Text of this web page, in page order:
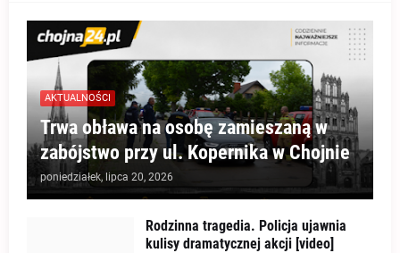
AKTUALNOŚCI
Trwa obława na osobę zamieszaną w
zabójstwo przy ul. Kopernika w Chojnie
poniedziałek, lipca 20, 2026
Rodzinna tragedia. Policja ujawnia
kulisy dramatycznej akcji [video]